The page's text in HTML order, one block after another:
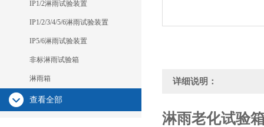
IP1/2淋雨试验装置
IP1/2/3/4/5/6淋雨试验装置
IP5/6淋雨试验装置
非标淋雨试验箱
淋雨箱
查看全部
详细说明：
淋雨老化试验